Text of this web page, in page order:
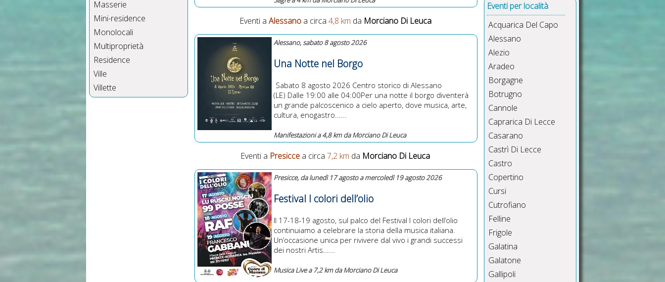
Masserie
Mini-residence
Monolocali
Multiproprietà
Residence
Ville
Villette
Eventi a Alessanoa circa 4,8 km da Morciano Di Leuca
Alessano, sabato 8 agosto 2026
Una Notte nel Borgo
Sabato 8 agosto 2026 Centro storico di Alessano
(LE) Dalle 19:00 alle 04:00Per una notte il borgo diventerà
un grande palcoscenico a cielo aperto, dove musica, arte,
cultura, enogastro......
Manifestazioni a 4,8 km da Morciano Di Leuca
Eventi a Presicce a circa7,2 km da Morciano Di Leuca
Presicce, da lunedì 17 agosto a mercoledì 19 agosto 2026
Festival I colori dell’olio
Il 17-18-19 agosto, sul palco del Festival I colori dell’olio
continuiamo a celebrare la storia della musica italiana.
Un’occasione unica per rivivere dal vivo i grandi successi
dei nostri Artis......
Musica Live a 7,2 km da Morciano Di Leuca
Eventi per località
Acquarica Del Capo
Alessano
Alezio
Aradeo
Borgagne
Botrugno
Cannole
Caprarica Di Lecce
Casarano
Castrì Di Lecce
Castro
Copertino
Cursi
Cutrofiano
Felline
Frigole
Galatina
Galatone
Gallipoli